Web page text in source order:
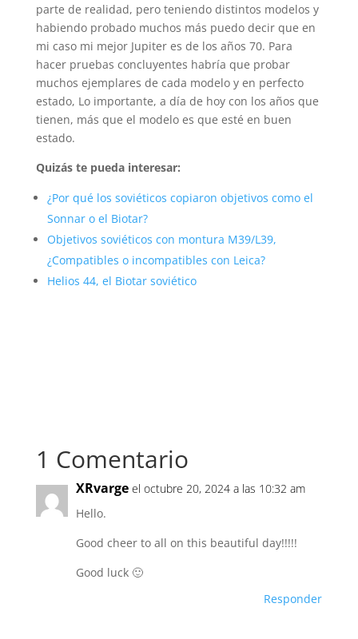
parte de realidad, pero teniendo distintos modelos y
habiendo probado muchos más puedo decir que en
mi caso mi mejor Jupiter es de los años 70. Para
hacer pruebas concluyentes habría que probar
muchos ejemplares de cada modelo y en perfecto
estado, Lo importante, a día de hoy con los años que
tienen, más que el modelo es que esté en buen
estado.
Quizás te pueda interesar:
¿Por qué los soviéticos copiaron objetivos como el
Sonnar o el Biotar?
Objetivos soviéticos con montura M39/L39,
¿Compatibles o incompatibles con Leica?
Helios 44, el Biotar soviético
1 Comentario
XRvarge el octubre 20, 2024 a las 10:32 am
Hello.
Good cheer to all on this beautiful day!!!!!
Good luck 🙂
Responder